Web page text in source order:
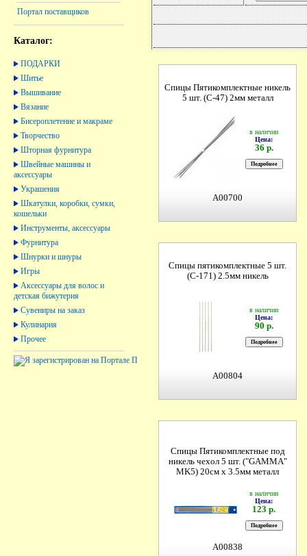
Портал поставщиков
Каталог:
ПОДАРКИ
Шитье
Вышивание
Вязание
Бисероплетение и макраме
Творчество
Шторная фурнитура
Швейные машины и
аксессуары
Украшения
Шкатулки, коробки, сумки,
кошельки
Инструменты, аксессуары
Фурнитура
Шнурки и шнуры
Игры
Аксессуары для волос и
детская бижутерия
Сувениры на заказ
Кулинария
Прочее
Спицы Пятикомплектные никель
5 шт. (С-47) 2мм металл
в наличии
Цена:
36 р.
A00700
Спицы пятикомплектные 5 шт.
(С-171) 2.5мм никель
в наличии
Цена:
90 р.
A00804
Спицы Пятикомплектные под
никель чехол 5 шт. ("GAMMA"
MK5) 20см х 3.5мм металл
в наличии
Цена:
123 р.
A00838